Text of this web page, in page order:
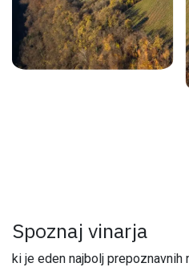
Spoznaj vinarja
ki je eden najbolj prepoznavnih